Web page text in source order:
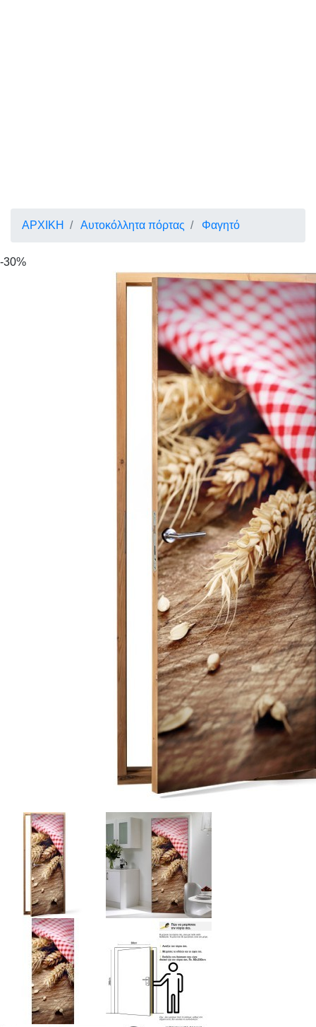
ΑΡΧΙΚΗ Αυτοκόλλητα πόρτας Φαγητό
-30%